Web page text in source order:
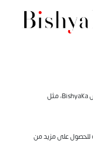
ابدأ باستكشاف الفئات المختلفة المتاحة على Bishyaka، مثل
للحصول على مزيد من